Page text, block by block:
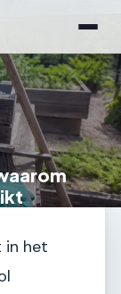
in het